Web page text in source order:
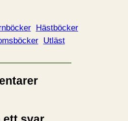
Hästböcker
Utläst